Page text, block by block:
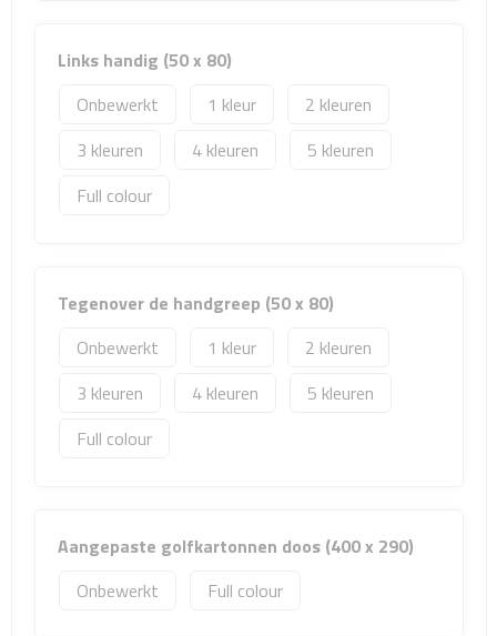
Sporttassen
Picknick rugtassen
Lunchtassen
Heuptassen
Reizen
Links handig (50 x 80)
Onbewerkt
1
2
3
4
5
Full colour
Tegenover de handgreep (50 x 80)
Onbewerkt
1
2
3
4
5
Full colour
Aangepaste golfkartonnen doos (400 x 290)
Onbewerkt
Full colour